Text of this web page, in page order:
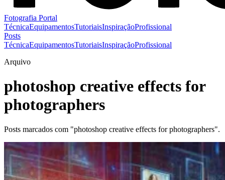
Fotografia Portal
TécnicaEquipamentosTutoriaisInspiraçãoProfissional
Posts
TécnicaEquipamentosTutoriaisInspiraçãoProfissional
Arquivo
photoshop creative effects for
photographers
Posts marcados com "photoshop creative effects for photographers".